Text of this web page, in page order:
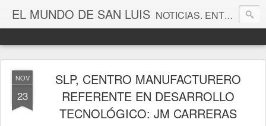
EL MUNDO DE SAN LUIS NOTICIAS. ENTRETENIMIENTO. EDITORIALES. CANAL DE VÍDEOS. GALERÍA DE FOTOGRAFÍAS.
NOV
23
SLP, CENTRO MANUFACTURERO
REFERENTE EN DESARROLLO
TECNOLÓGICO: JM CARRERAS